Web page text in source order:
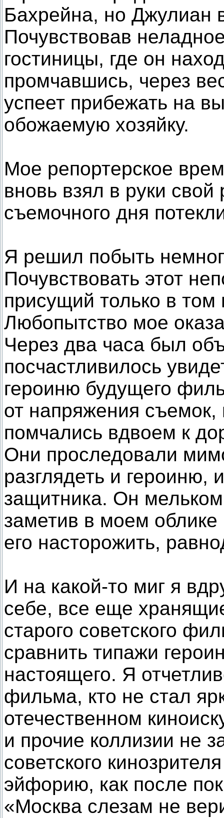
Бахрейна, но Джулиан
Почувствовав
гостиницы, где он
промчавшись, через
успеет прибежать на
обожаемую хозяйку.
Мое репортерское
вновь взял в руки
съемочного дня
Я решил побыть
Почувствовать этот
присущий только в
Любопытство мое
Через два часа был
посчастливилось
героиню будущего
от напряжения съемок,
помчались вдвоем к
Они проследовали
разглядеть и героиню,
защитника. Он
заметив в моем облике
его насторожить,
И на какой-то миг я
себе, все еще
старого советского
сравнить типажи
настоящего. Я
фильма, кто не стал
отечественном
и прочие коллизии не
советского
эйфорию, как после
«Москва слезам не